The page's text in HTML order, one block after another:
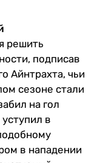
решить
подписав
Айнтрахта, чьи
сезоне стали
на гол
в
в нападении